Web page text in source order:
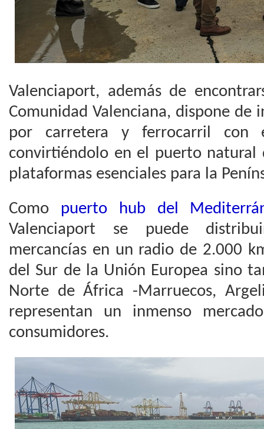
Valenciaport, además de
Comunidad Valenciana, dispone de
por carretera y ferrocarril con
convirtiéndolo en el puerto natural
plataformas esenciales para la
Como puerto hub del
Valenciaport se puede
mercancías en un radio de 2.000
del Sur de la Unión Europea sino
Norte de África -Marruecos,
representan un inmenso
consumidores.